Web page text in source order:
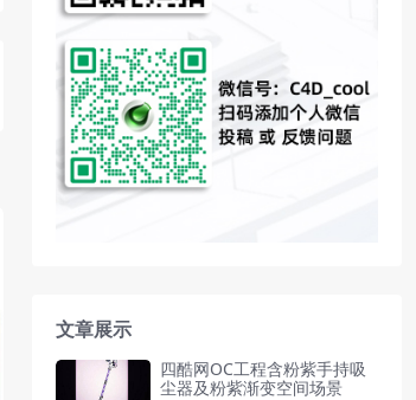
文章展示
四酷网OC工程含粉紫手持吸
尘器及粉紫渐变空间场景